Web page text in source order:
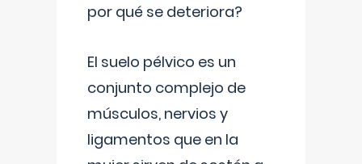
por qué se deteriora?
El suelo pélvico es un
conjunto complejo de
músculos, nervios y
ligamentos que en la